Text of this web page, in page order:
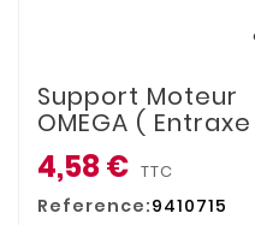
Support Moteur
OMEGA (
4,58 € TTC
Reference:9410715